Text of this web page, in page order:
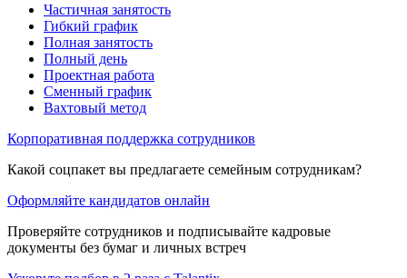
Частичная занятость
Гибкий график
Полная занятость
Полный день
Проектная работа
Сменный график
Вахтовый метод
Корпоративная поддержка сотрудников
Какой соцпакет вы предлагаете семейным сотрудникам?
Оформляйте кандидатов онлайн
Проверяйте сотрудников и подписывайте кадровые
документы без бумаг и личных встреч